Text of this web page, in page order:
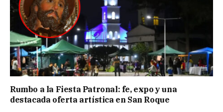
Rumbo a la Fiesta Patronal: fe, expo y una
destacada oferta artística en San Roque